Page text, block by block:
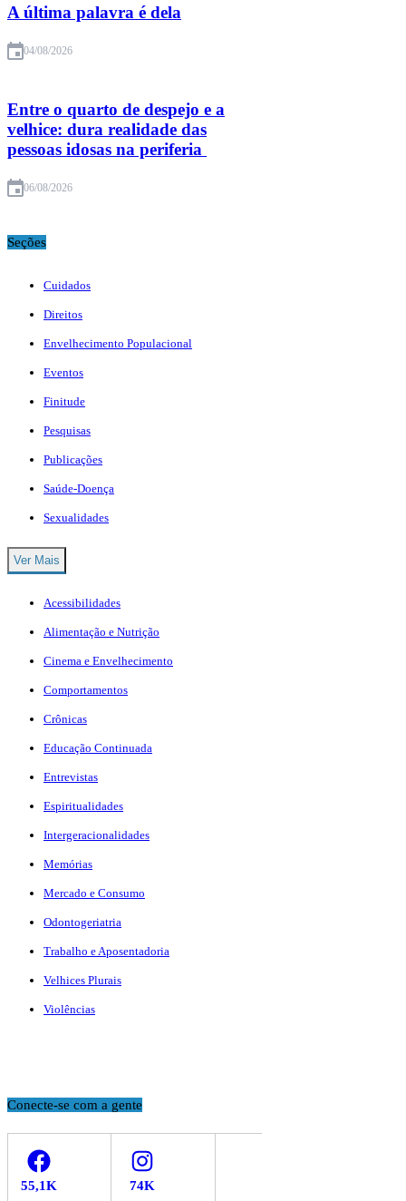
A última palavra é dela
04/08/2026
Entre o quarto de despejo e a
velhice: dura realidade das
pessoas idosas na periferia
06/08/2026
Seções
Cuidados
Direitos
Envelhecimento Populacional
Eventos
Finitude
Pesquisas
Publicações
Saúde-Doença
Sexualidades
Ver Mais
Acessibilidades
Alimentação e Nutrição
Cinema e Envelhecimento
Comportamentos
Crônicas
Educação Continuada
Entrevistas
Espiritualidades
Intergeracionalidades
Memórias
Mercado e Consumo
Odontogeriatria
Trabalho e Aposentadoria
Velhices Plurais
Violências
Conecte-se com a gente
Facebook Instagram